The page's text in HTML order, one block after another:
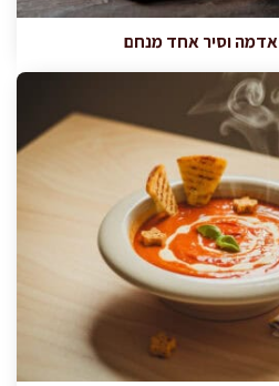
וסיר אחד מנחם